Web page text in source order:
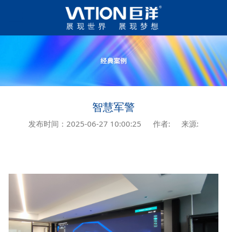
智慧军警
发布时间：2025-06-27 10:00:25 作者: 来源: